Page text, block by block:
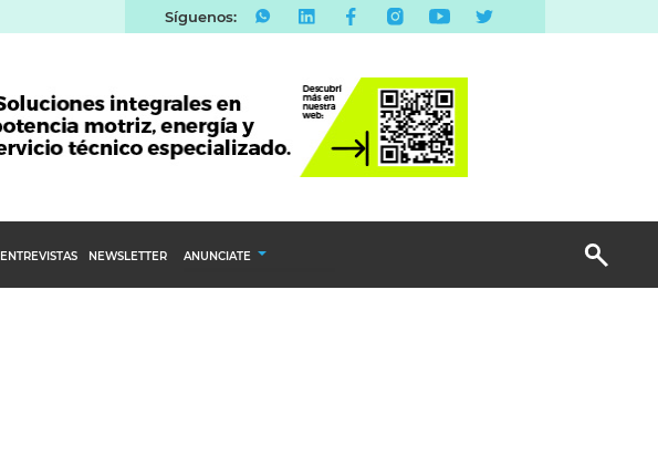
Síguenos:
ENTREVISTAS NEWSLETTER ANUNCIATE